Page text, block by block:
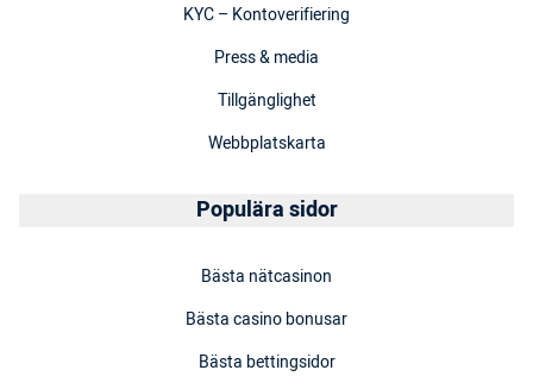
KYC – Kontoverifiering
Press & media
Tillgänglighet
Webbplatskarta
Populära sidor
Bästa nätcasinon
Bästa casino bonusar
Bästa bettingsidor